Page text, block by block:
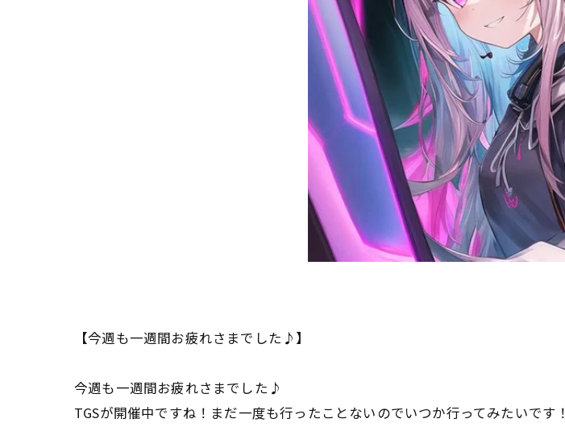
【今週も一週間お疲れさまでした♪】
今週も一週間お疲れさまでした♪
TGSが開催中ですね！まだ一度も行ったことないのでいつか行ってみたいです！